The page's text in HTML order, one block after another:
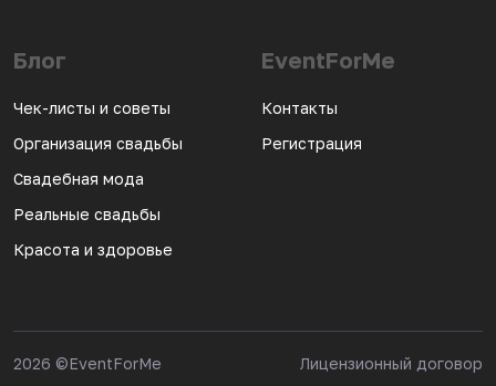
Блог
Чек-листы и советы
Организация свадьбы
Свадебная мода
Реальные свадьбы
Красота и здоровье
EventForMe
Контакты
Регистрация
2026 ©EventForMe Лицензионный договор